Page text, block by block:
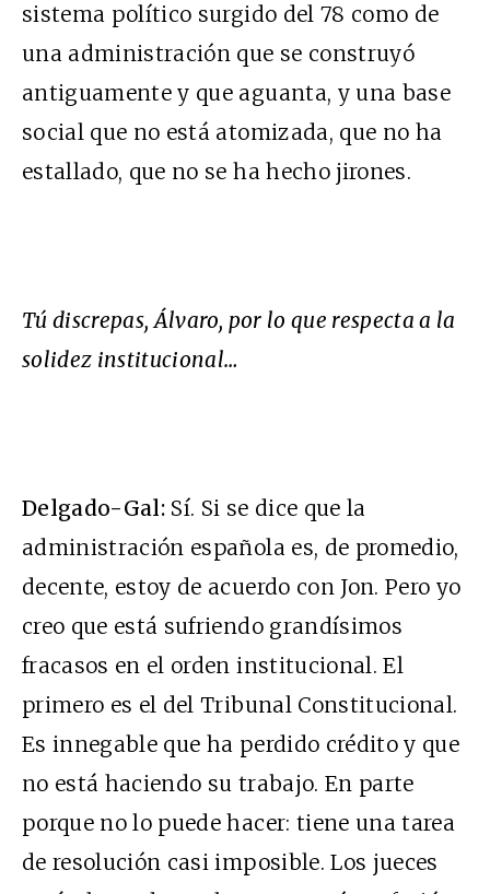
sistema político surgido del 78 como de
una administración que se construyó
antiguamente y que aguanta, y una base
social que no está atomizada, que no ha
estallado, que no se ha hecho jirones.
Tú discrepas, Álvaro, por lo que respecta a la
solidez institucional…
Delgado-Gal: Sí. Si se dice que la
administración española es, de promedio,
decente, estoy de acuerdo con Jon. Pero yo
creo que está sufriendo grandísimos
fracasos en el orden institucional. El
primero es el del Tribunal Constitucional.
Es innegable que ha perdido crédito y que
no está haciendo su trabajo. En parte
porque no lo puede hacer: tiene una tarea
de resolución casi imposible. Los jueces